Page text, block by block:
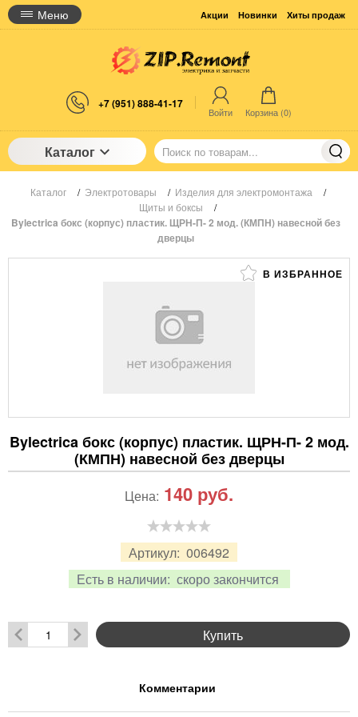
Меню Акции Новинки Хиты продаж
+7 (951) 888-41-17
Войти Корзина (0)
Каталог
Каталог / Электротовары / Изделия для электромонтажа
/
Щиты и боксы
/
Bylectrica бокс (корпус) пластик. ЩРН-П- 2 мод. (КМПН) навесной без
дверцы
В ИЗБРАННОЕ
Bylectrica бокс (корпус) пластик. ЩРН-П- 2 мод.
(КМПН) навесной без дверцы
Артикул: 006492
Есть в наличии: скоро закончится
Цена: 140 руб.
Купить
Комментарии